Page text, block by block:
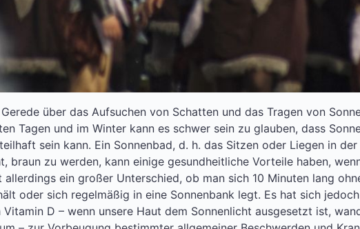
über das Aufsuchen von Schatten und das Tragen von
Tagen und im Winter kann es schwer sein zu glauben, dass
sein kann. Ein Sonnenbad, d. h. das Sitzen oder Liegen in
braun zu werden, kann einige gesundheitliche Vorteile haben,
allerdings ein großer Unterschied, ob man sich 10 Minuten lang
oder sich regelmäßig in eine Sonnenbank legt. Es hat sich
Vitamin D – wenn unsere Haut dem Sonnenlicht ausgesetzt ist,